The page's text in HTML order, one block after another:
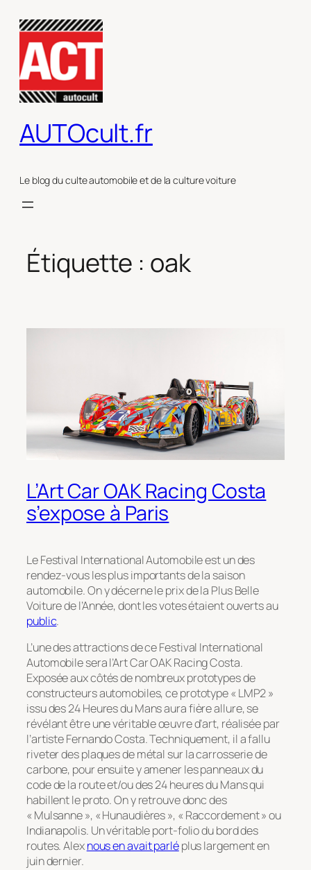
contenu
AUTOcult.fr
Le blog du culte automobile et de la culture voiture
Étiquette : oak
L’Art Car OAK Racing Costa
s’expose à Paris
Le Festival International Automobile est un des
rendez-vous les plus importants de la saison
automobile. On y décerne le prix de la Plus Belle
Voiture de l’Année, dont les votes étaient ouverts au
public.
L’une des attractions de ce Festival International
Automobile sera l’Art Car OAK Racing Costa.
Exposée aux côtés de nombreux prototypes de
constructeurs automobiles, ce prototype « LMP2 »
issu des 24 Heures du Mans aura fière allure, se
révélant être une véritable œuvre d’art, réalisée par
l’artiste Fernando Costa. Techniquement, il a fallu
riveter des plaques de métal sur la carrosserie de
carbone, pour ensuite y amener les panneaux du
code de la route et/ou des 24 heures du Mans qui
habillent le proto. On y retrouve donc des
« Mulsanne », « Hunaudières », « Raccordement » ou
Indianapolis. Un véritable port-folio du bord des
routes. Alexnous en avait parléplus largement en
juin dernier.